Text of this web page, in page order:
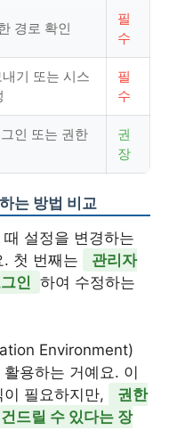
경로 확인
필
수
기 또는 시스
필
수
인 또는 권한
권
장
는 방법 비교
설정을 변경하는
첫 번째는
관리자
인
하여 수정하는
Environment)
용하는 거예요. 이
필요하지만,
권한
드릴 수 있다는 장